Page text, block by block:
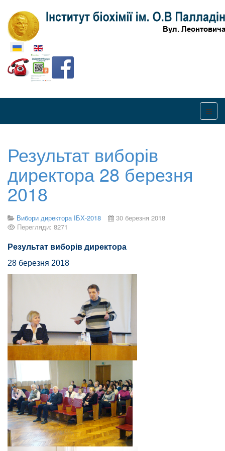
Оберіть свою мову
Результат виборів
директора 28 березня
2018
Вибори директора ІБХ-2018
30 березня 2018
Перегляди: 8271
Результат виборів директора
28 березня 2018